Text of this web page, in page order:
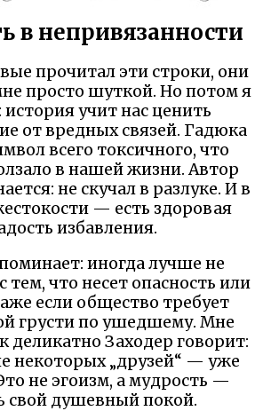
в непривязанности
прочитал эти строки, они
просто шуткой. Но потом я
история учит нас ценить
от вредных связей. Гадюка
всего токсичного, что
в нашей жизни. Автор
не скучал в разлуке. И в
— есть здоровая
избавления.
иногда лучше не
тем, что несет опасность или
если общество требует
грусти по ушедшему. Мне
деликатно Заходер говорит:
некоторых „друзей“ — уже
не эгоизм, а мудрость —
свой душевный покой.